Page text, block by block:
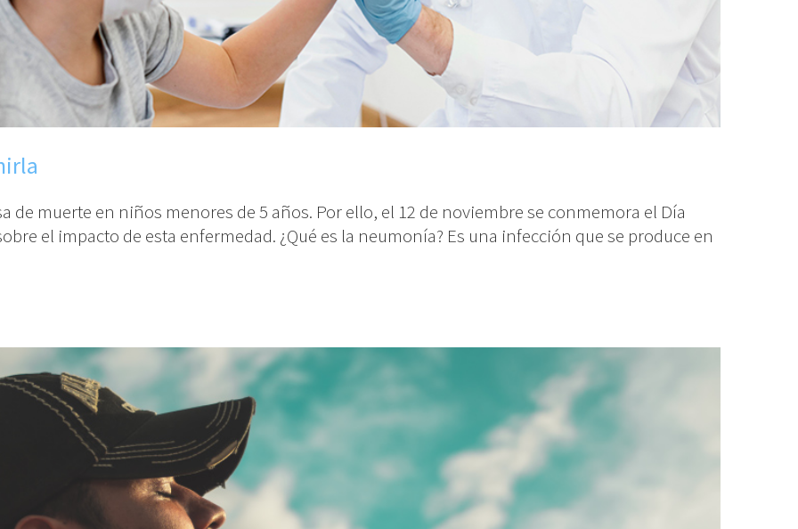
de muerte en niños menores de 5 años. Por ello, el 12 de noviembre se conmemora el Día
el impacto de esta enfermedad. ¿Qué es la neumonía? Es una infección que se produce en